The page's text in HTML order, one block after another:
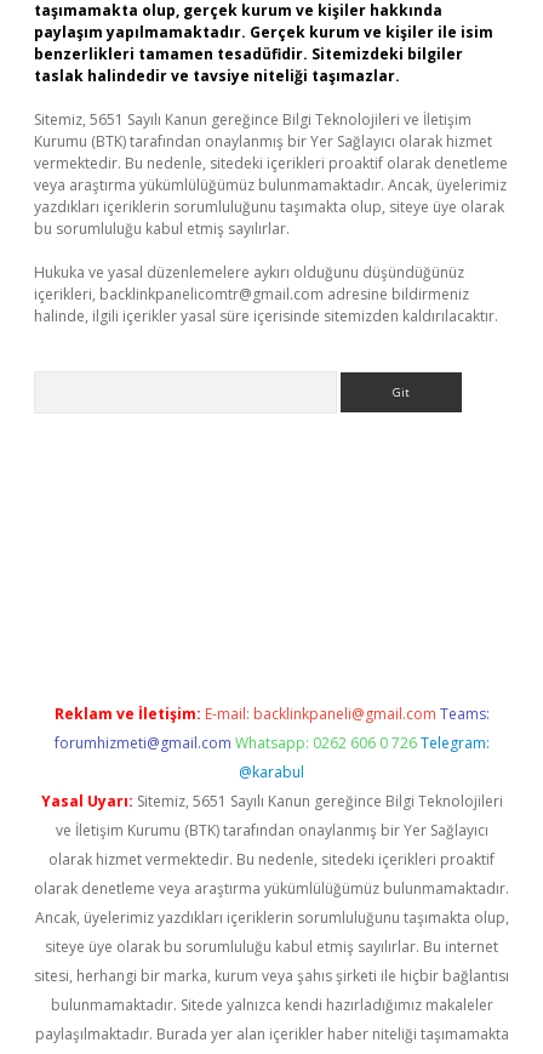
taşımamakta olup, gerçek kurum ve kişiler hakkında
paylaşım yapılmamaktadır. Gerçek kurum ve kişiler ile isim
benzerlikleri tamamen tesadüfidir. Sitemizdeki bilgiler
taslak halindedir ve tavsiye niteliği taşımazlar.
Sitemiz, 5651 Sayılı Kanun gereğince Bilgi Teknolojileri ve İletişim
Kurumu (BTK) tarafından onaylanmış bir Yer Sağlayıcı olarak hizmet
vermektedir. Bu nedenle, sitedeki içerikleri proaktif olarak denetleme
veya araştırma yükümlülüğümüz bulunmamaktadır. Ancak, üyelerimiz
yazdıkları içeriklerin sorumluluğunu taşımakta olup, siteye üye olarak
bu sorumluluğu kabul etmiş sayılırlar.
Hukuka ve yasal düzenlemelere aykırı olduğunu düşündüğünüz
içerikleri, backlinkpanelicomtr@gmail.com adresine bildirmeniz
halinde, ilgili içerikler yasal süre içerisinde sitemizden kaldırılacaktır.
Reklam ve İletişim: E-mail: backlinkpaneli@gmail.com Teams:
forumhizmeti@gmail.com Whatsapp: 0262 606 0 726 Telegram:
@karabul
Yasal Uyarı: Sitemiz, 5651 Sayılı Kanun gereğince Bilgi Teknolojileri
ve İletişim Kurumu (BTK) tarafından onaylanmış bir Yer Sağlayıcı
olarak hizmet vermektedir. Bu nedenle, sitedeki içerikleri proaktif
olarak denetleme veya araştırma yükümlülüğümüz bulunmamaktadır.
Ancak, üyelerimiz yazdıkları içeriklerin sorumluluğunu taşımakta olup,
siteye üye olarak bu sorumluluğu kabul etmiş sayılırlar. Bu internet
sitesi, herhangi bir marka, kurum veya şahıs şirketi ile hiçbir bağlantısı
bulunmamaktadır. Sitede yalnızca kendi hazırladığımız makaleler
paylaşılmaktadır. Burada yer alan içerikler haber niteliği taşımamakta